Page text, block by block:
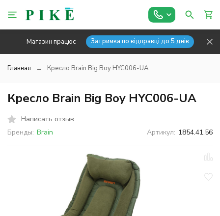
Магазин працює Затримка по відправці до 5 днів
Главная Кресло Brain Big Boy HYC006-UA
Кресло Brain Big Boy HYC006-UA
Написать отзыв
Бренды: Brain Артикул: 1854.41.56